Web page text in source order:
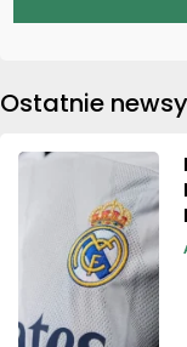
Ostatnie newsy